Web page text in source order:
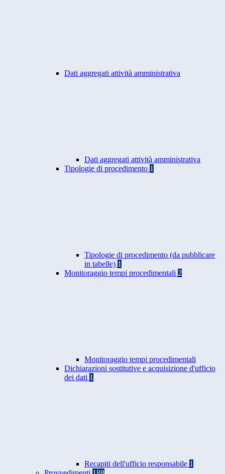
Dati aggregati attività amministrativa
Dati aggregati attività amministrativa
Tipologie di procedimento 1
Tipologie di procedimento (da pubblicare
in tabelle) 1
Monitoraggio tempi procedimentali 2
Monitoraggio tempi procedimentali
Dichiarazioni sostitutive e acquisizione d'ufficio
dei dati 1
Recapiti dell'ufficio responsabile 1